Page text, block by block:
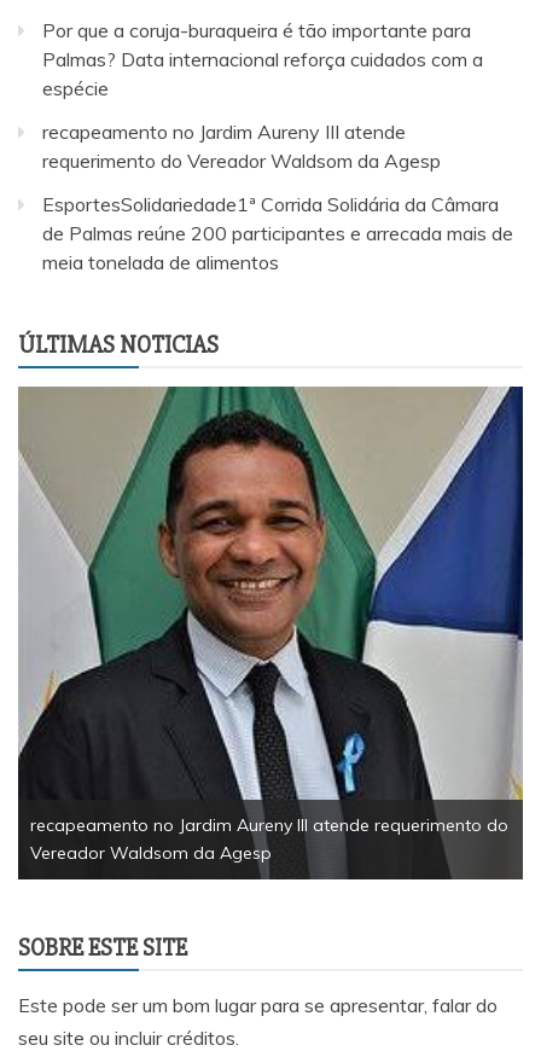
Por que a coruja-buraqueira é tão importante para
Palmas? Data internacional reforça cuidados com a
espécie
recapeamento no Jardim Aureny III atende
requerimento do Vereador Waldsom da Agesp
EsportesSolidariedade1ª Corrida Solidária da Câmara
de Palmas reúne 200 participantes e arrecada mais de
meia tonelada de alimentos
ÚLTIMAS NOTICIAS
EsportesSolidariedade1ª Corrida Solidária da Câmara de
Palmas reúne 200 participantes e arrecada mais de meia
tonelada de alimentos
SOBRE ESTE SITE
Este pode ser um bom lugar para se apresentar, falar do
seu site ou incluir créditos.